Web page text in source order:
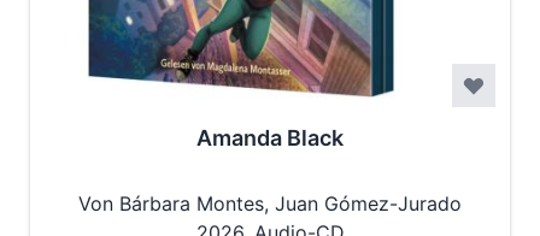
Amanda Black
Von Bárbara Montes, Juan Gómez-Jurado